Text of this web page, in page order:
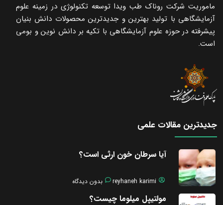
ماموریت شرکت روناک طب ویدا توسعه تکنولوژی در زمینه علوم
آزمایشگاهی با تولید بهترین و جدیدترین محصولات دانش بنیان
پیشرفته در حوزه علوم آزمایشگاهی با تکیه ‌بر دانش نوین و بومی
است.
جدیدترین مقالات علمی
آیا سرطان خون ارثی است؟
reyhaneh karimi بدون دیدگاه
مولتیپل میلوما چیست؟